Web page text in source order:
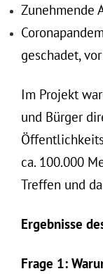
Zunehmende
geschadet,
Im Projekt
und Bürger
ca. 100.000
Treffen und
Ergebnisse
Frage 1: